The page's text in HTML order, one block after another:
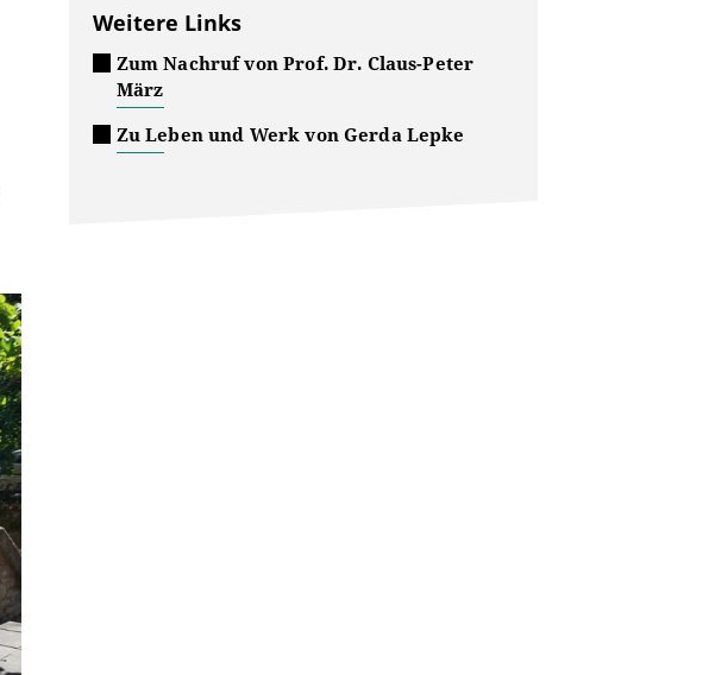
Weitere Links
Zum Nachruf von Prof. Dr. Claus-Peter
März
Zu Leben und Werk von Gerda Lepke